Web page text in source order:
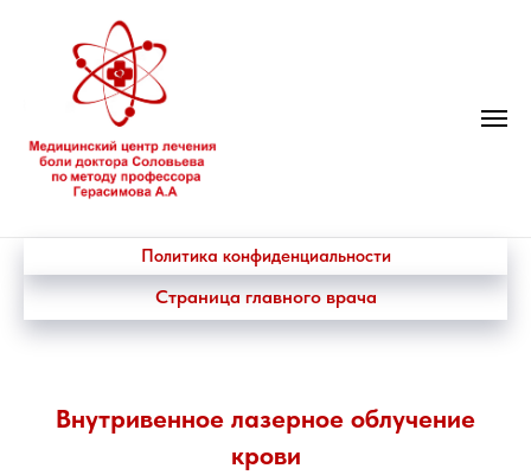
Политика конфиденциальности
Страница главного врача
Внутривенное лазерное облучение
крови